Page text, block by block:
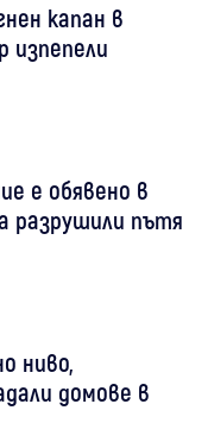
капан в
изпепели
е обявено в
разрушили пътя
ниво,
домове в